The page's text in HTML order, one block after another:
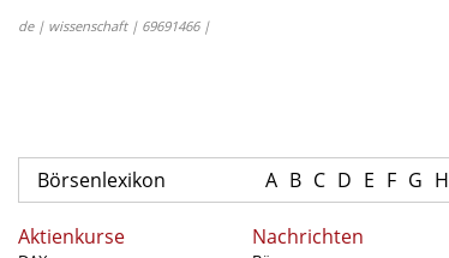
de | wissenschaft | 69691466 |
Börsenlexikon A B C D E F G H
Aktienkurse Nachrichten